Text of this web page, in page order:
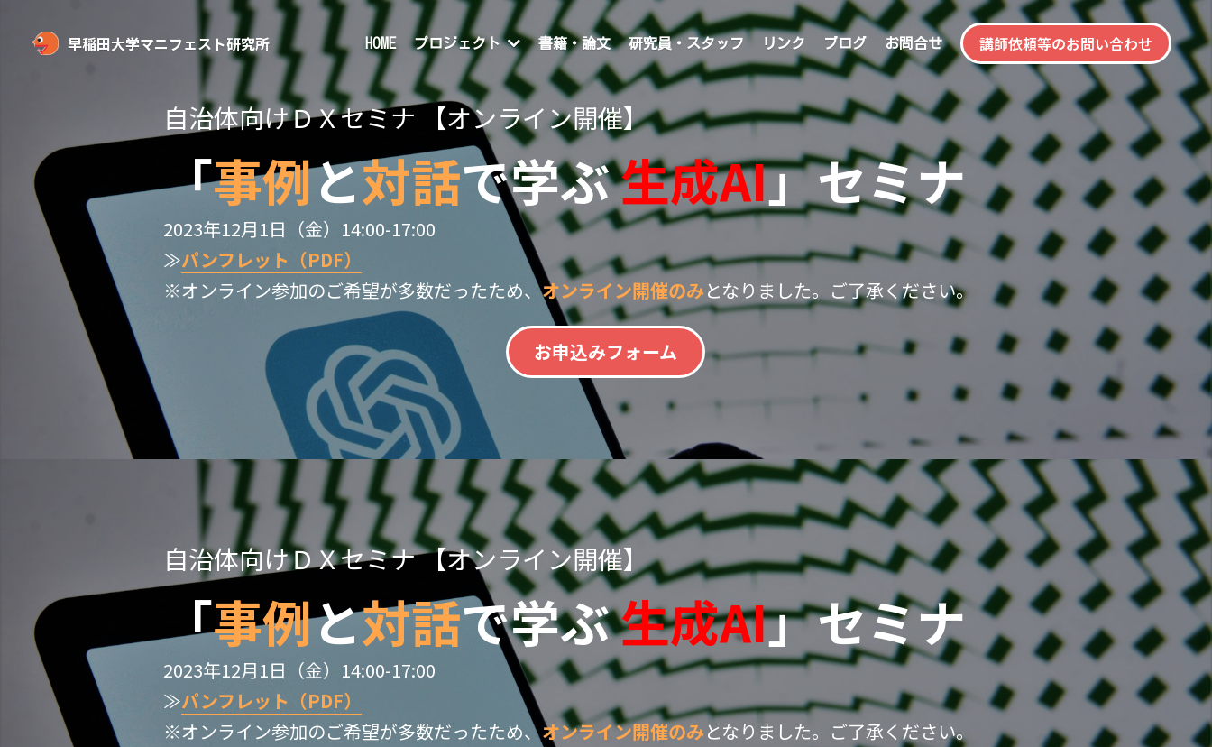
早稲田大学マニフェスト研究所 HOME プロジェクト 書籍・論文 研究員・スタッフ リンク ブログ お問合せ 講師依頼等のお問い合わせ
自治体向けＤＸセミナ 【オンライン開催】
「事例と対話で学ぶ生成AI」セミナ
2023年12月1日（金）14:00-17:00
≫パンフレット（PDF）
※オンライン参加のご希望が多数だったため、オンライン開催のみとなりました。ご了承ください。
お申込みフォーム
自治体向けＤＸセミナ 【オンライン開催】
「事例と対話で学ぶ生成AI」セミナ
2023年12月1日（金）14:00-17:00
≫パンフレット（PDF）
※オンライン参加のご希望が多数だったため、オンライン開催のみとなりました。ご了承ください。